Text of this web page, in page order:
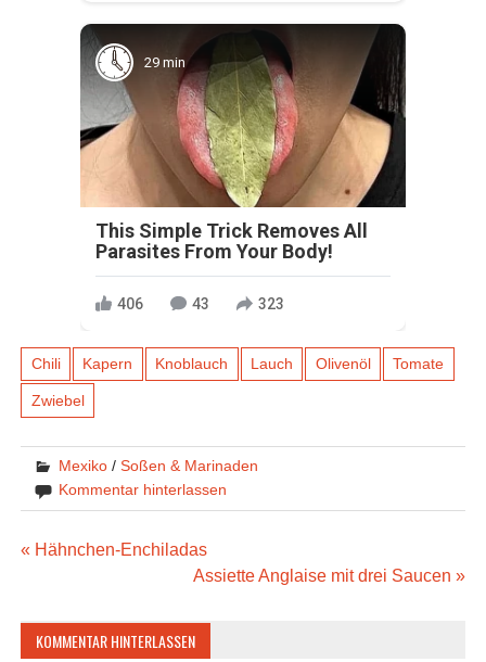
29 min
This Simple Trick Removes All
Parasites From Your Body!
406 43 323
Chili Kapern Knoblauch Lauch Olivenöl Tomate
Zwiebel
Mexiko /Soßen & Marinaden
Kommentar hinterlassen
Beitragsnavigation
« Hähnchen-Enchiladas
Assiette Anglaise mit drei Saucen »
KOMMENTAR HINTERLASSEN